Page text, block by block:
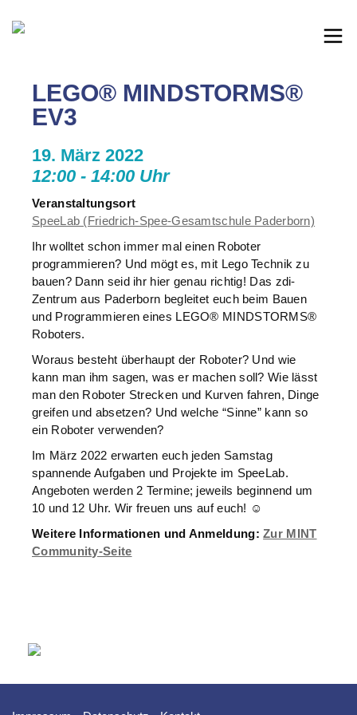
LEGO® MINDSTORMS®
EV3
19. März 2022
12:00 - 14:00 Uhr
Veranstaltungsort
SpeeLab (Friedrich-Spee-Gesamtschule Paderborn)
Ihr wolltet schon immer mal einen Roboter
programmieren? Und mögt es, mit Lego Technik zu
bauen? Dann seid ihr hier genau richtig! Das zdi-
Zentrum aus Paderborn begleitet euch beim Bauen
und Programmieren eines LEGO® MINDSTORMS®
Roboters.
Woraus besteht überhaupt der Roboter? Und wie
kann man ihm sagen, was er machen soll? Wie lässt
man den Roboter Strecken und Kurven fahren, Dinge
greifen und absetzen? Und welche “Sinne” kann so
ein Roboter verwenden?
Im März 2022 erwarten euch jeden Samstag
spannende Aufgaben und Projekte im SpeeLab.
Angeboten werden 2 Termine; jeweils beginnend um
10 und 12 Uhr. Wir freuen uns auf euch! ☺️
Weitere Informationen und Anmeldung:Zur MINT
Community-Seite